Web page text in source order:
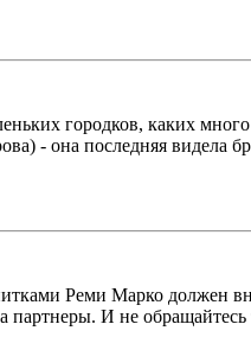
городков, каких
- она последняя видела
Реми Марко должен
партнеры. И не